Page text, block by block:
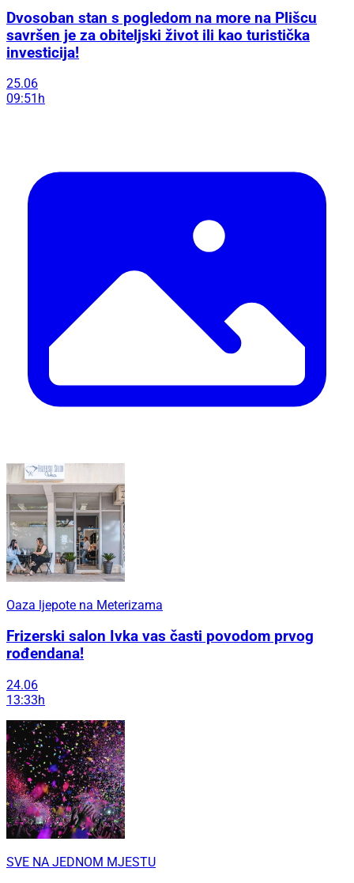
Dvosoban stan s pogledom na more na Plišcu
savršen je za obiteljski život ili kao turistička
investicija!
25.06
09:51h
Oaza ljepote na Meterizama
Frizerski salon Ivka vas časti povodom prvog
rođendana!
24.06
13:33h
SVE NA JEDNOM MJESTU